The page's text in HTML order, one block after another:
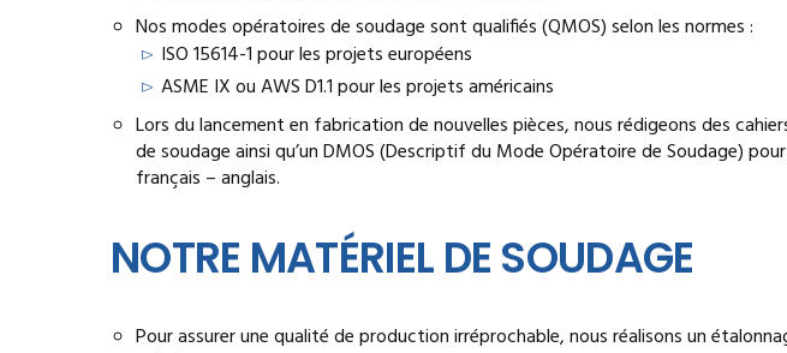
Nos modes opératoires de soudage sont qualifiés (QMOS) selon les normes :
ISO 15614-1 pour les projets européens
ASME IX ou AWS D1.1 pour les projets américains
Lors du lancement en fabrication de nouvelles pièces, nous rédigeons des
de soudage ainsi qu’un DMOS (Descriptif du Mode Opératoire de Soudage)
français – anglais.
NOTRE MATÉRIEL DE SOUDAGE
Pour assurer une qualité de production irréprochable, nous réalisons un